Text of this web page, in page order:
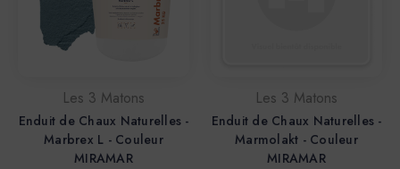
Les 3 Matons
Enduit de Chaux Naturelles -
Marbrex L - Couleur
MIRAMAR
Les 3 Matons
Enduit de Chaux Naturelles -
Marmolakt - Couleur
MIRAMAR